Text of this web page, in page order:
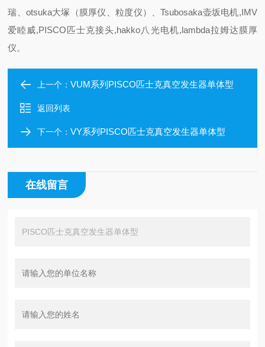
瑞、otsuka大塚（膜厚仪、粒度仪）、Tsubosaka壶坂电机,IMV
爱睦威,PISCO匹士克接头,hakko八光电机,lambda拉姆达膜厚
仪。
上一个：VUM系列PISCO匹士克真空发生器单体型
返回列表
下一个：VY系列PISCO匹士克真空发生器单体型
在线留言